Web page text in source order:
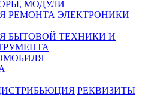
МОДУЛИ
РЕМОНТА ЭЛЕКТРОНИКИ
БЫТОВОЙ ТЕХНИКИ И
РЕКВИЗИТЫ